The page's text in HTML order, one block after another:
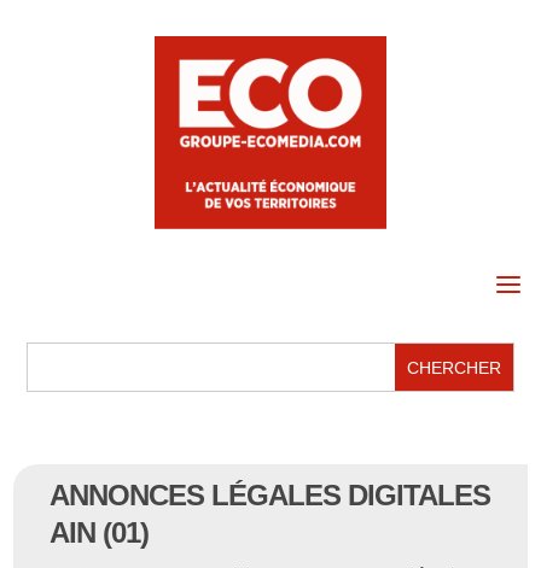
a
ANNONCES LÉGALES DIGITALES
AIN (01)